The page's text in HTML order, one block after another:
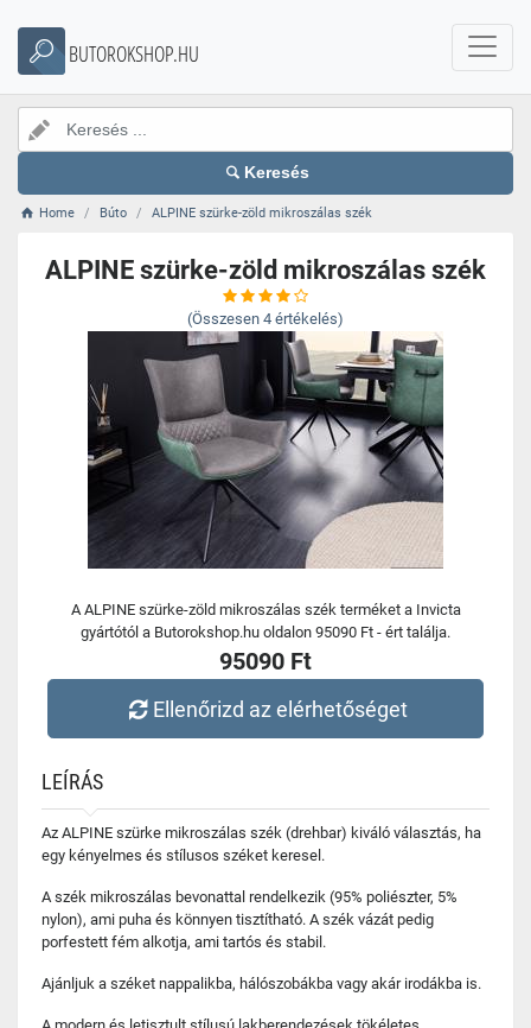
BUTOROKSHOP.HU
Keresés
Home Búto ALPINE szürke-zöld mikroszálas szék
ALPINE szürke-zöld mikroszálas szék
(Összesen 4 értékelés)
A ALPINE szürke-zöld mikroszálas szék terméket a Invicta
gyártótól a Butorokshop.hu oldalon 95090 Ft - ért találja.
95090 Ft
Ellenőrizd az elérhetőséget
LEÍRÁS
Az ALPINE szürke mikroszálas szék (drehbar) kiváló választás, ha
egy kényelmes és stílusos széket keresel.
A szék mikroszálas bevonattal rendelkezik (95% poliészter, 5%
nylon), ami puha és könnyen tisztítható. A szék vázát pedig
porfestett fém alkotja, ami tartós és stabil.
Ajánljuk a széket nappalikba, hálószobákba vagy akár irodákba is.